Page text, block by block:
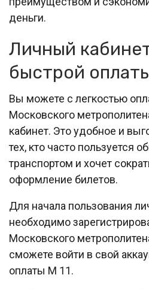
деньги.
Личный
быстрой
Вы можете с легкостью
Московского
кабинет. Это удобное и
тех, кто часто пользуется
транспортом и хочет
оформление билетов.
Для начала пользования
необходимо
Московского
сможете войти в свой
оплаты М 11.